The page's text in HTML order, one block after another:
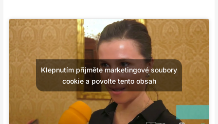
Klepnutím přijměte marketingové soubory
cookie a povolte tento obsah